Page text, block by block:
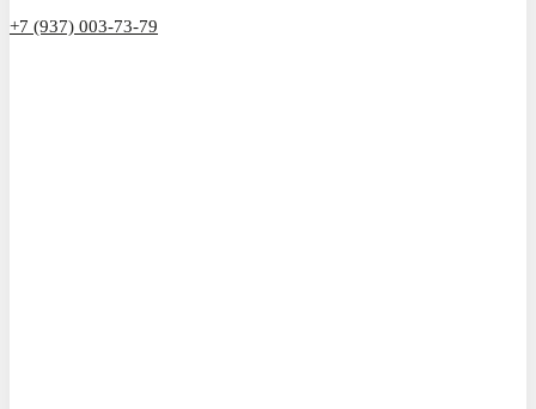
+7 (937) 003-73-79